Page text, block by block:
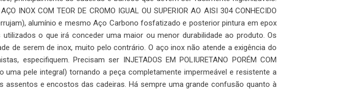
INOX COM TEOR DE CROMO IGUAL OU SUPERIOR AO AISI 304 CONHECIDO
alumínio e mesmo Aço Carbono fosfatizado e posterior pintura em epox
o que irá conceder uma maior ou menor durabilidade ao produto. Os
de serem de inox, muito pelo contrário. O aço inox não atende a exigência do
especifiquem. Precisam ser INJETADOS EM POLIURETANO PORÉM COM
uma pele integral) tornando a peça completamente impermeável e resistente a
e encostos das cadeiras. Há sempre uma grande confusão quanto à